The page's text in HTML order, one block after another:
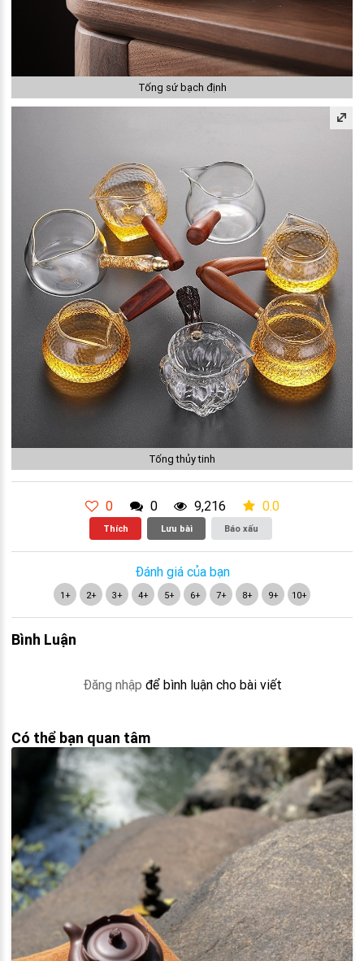
Tống sứ bạch định
Tống thủy tinh
0 0 9,216 0.0
Thích Lưu bài Báo xấu
Đánh giá của bạn
1+ 2+ 3+ 4+ 5+ 6+ 7+ 8+ 9+ 10+
Bình Luận
Đăng nhập để bình luận cho bài viết
Có thể bạn quan tâm